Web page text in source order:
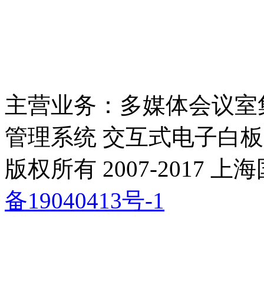
主营业务：多媒体会议
管理系统 交互式电子白板
版权所有 2007-2017 上
备19040413号-1